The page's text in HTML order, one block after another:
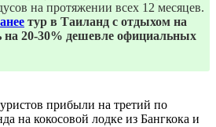
на протяжении всех 12 месяцев.
тур в Таиланд с отдыхом на
20-30% дешевле официальных
прибыли на третий по
на кокосовой лодке из Бангкока и